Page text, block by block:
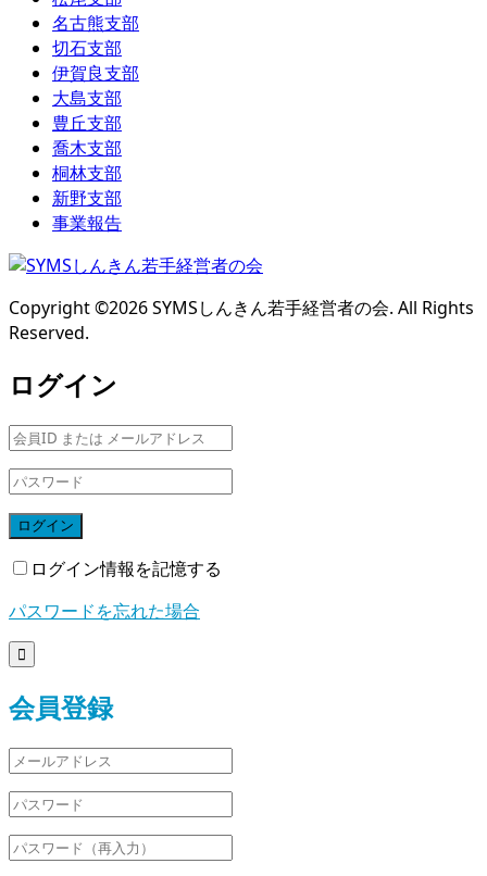
名古熊支部
切石支部
伊賀良支部
大島支部
豊丘支部
喬木支部
桐林支部
新野支部
事業報告
Copyright ©2026SYMSしんきん若手経営者の会. All Rights
Reserved.
ログイン
ログイン
ログイン情報を記憶する
パスワードを忘れた場合

会員登録